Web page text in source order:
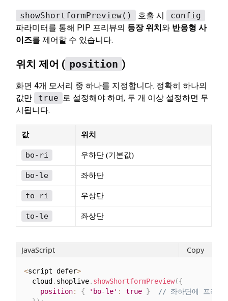
showShortformPreview() 호출 시
config
파라미터를 통해 PIP 프리뷰의 등장 위치와 반응형 사
이즈를 제어할 수 있습니다.
위치 제어 ( position )
화면 4개 모서리 중 하나를 지정합니다. 정확히 하나의
값만
true 로 설정해야 하며, 두 개 이상 설정하면 무
시됩니다.
값 위치
bo-ri 우하단 (기본값)
bo-le 좌하단
to-ri 우상단
to-le 좌상단
<script defer>
  cloud
. shoplive. showShortformPreview({
position: { 'bo-le' : true }
// 좌하단에 프리뷰
JavaScript Copy